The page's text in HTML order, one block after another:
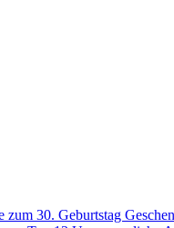
zum 30. Geburtstag